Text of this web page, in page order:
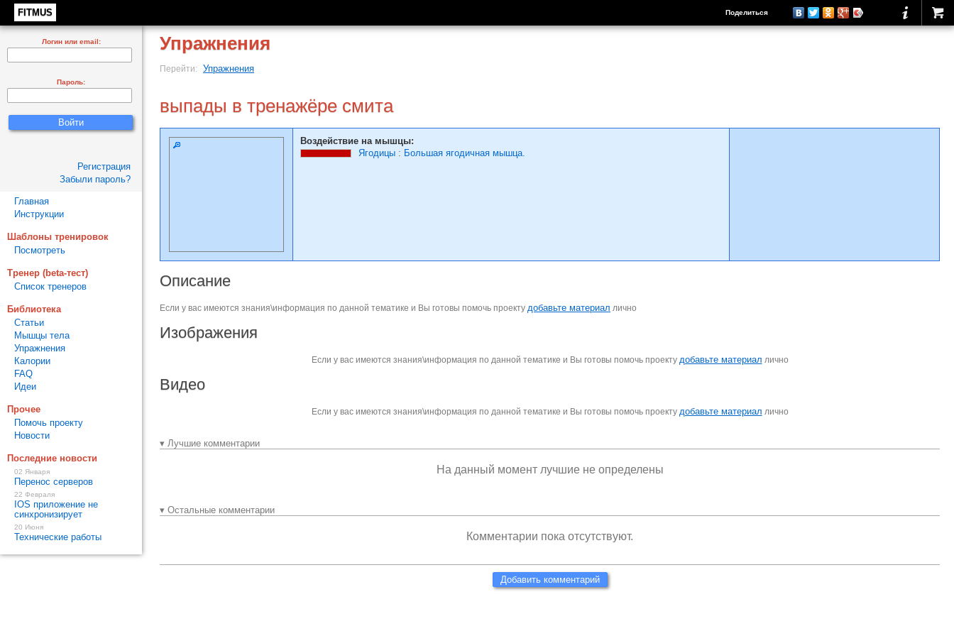
FITMUS Поделиться
Упражнения
Перейти: Упражнения
выпады в тренажёре смита
Воздействие на мышцы:
Ягодицы : Большая ягодичная мышца.
Описание
Если у вас имеются знания\информация по данной тематике и Вы готовы помочь проекту добавьте материал лично
Изображения
Если у вас имеются знания\информация по данной тематике и Вы готовы помочь проекту добавьте материал лично
Видео
Если у вас имеются знания\информация по данной тематике и Вы готовы помочь проекту добавьте материал лично
▾ Лучшие комментарии
На данный момент лучшие не определены
▾ Остальные комментарии
Комментарии пока отсутствуют.
Добавить комментарий
Логин или email:
Пароль:
Регистрация
Забыли пароль?
Главная
Инструкции
Шаблоны тренировок
Посмотреть
Тренер (beta-тест)
Список тренеров
Библиотека
Статьи
Мышцы тела
Упражнения
Калории
FAQ
Идеи
Прочее
Помочь проекту
Новости
Последние новости
02 Января
Перенос серверов
22 Февраля
IOS приложение не
синхронизирует
20 Июня
Технические работы